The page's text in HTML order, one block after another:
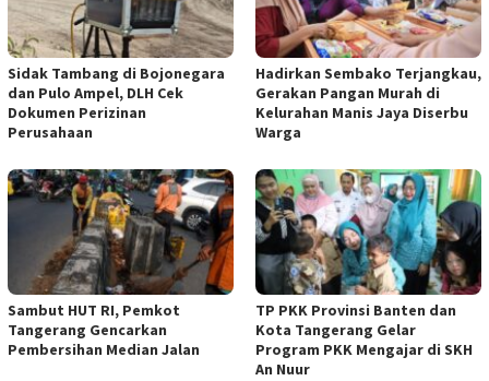
Sidak Tambang di Bojonegara
dan Pulo Ampel, DLH Cek
Dokumen Perizinan
Perusahaan
Hadirkan Sembako Terjangkau,
Gerakan Pangan Murah di
Kelurahan Manis Jaya Diserbu
Warga
Sambut HUT RI, Pemkot
Tangerang Gencarkan
Pembersihan Median Jalan
TP PKK Provinsi Banten dan
Kota Tangerang Gelar
Program PKK Mengajar di SKH
An Nuur